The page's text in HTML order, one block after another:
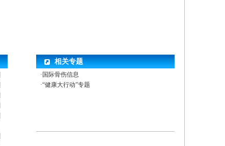
相关专题
·国际骨伤信息
·“健康大行动”专题